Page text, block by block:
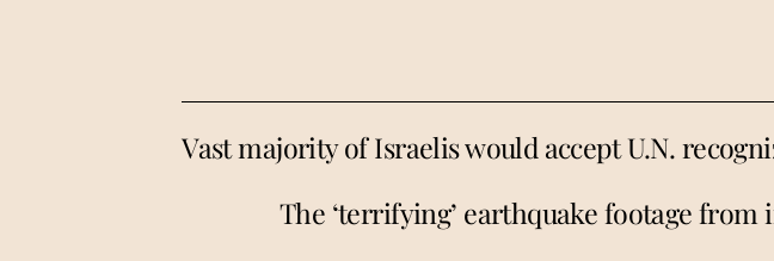
Vast majority of Israelis would accept U.N.
The ‘terrifying’ earthquake footage